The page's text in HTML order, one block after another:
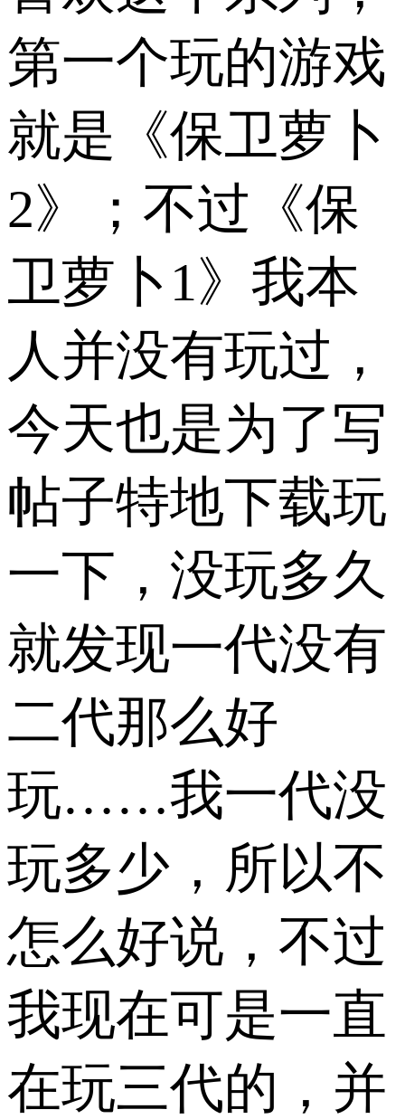
第一个玩的游戏
就是《保卫萝卜
2》；不过《保
卫萝卜1》我本
人并没有玩过，
今天也是为了写
帖子特地下载玩
一下，没玩多久
就发现一代没有
二代那么好
玩……我一代没
玩多少，所以不
怎么好说，不过
我现在可是一直
在玩三代的，并